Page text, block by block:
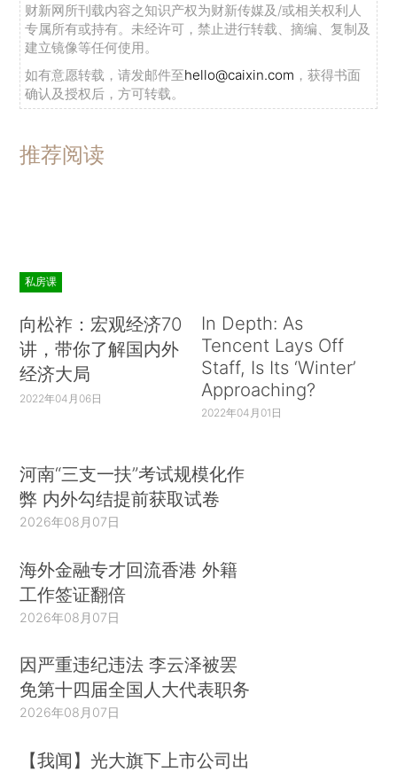
财新网所刊载内容之知识产权为财新传媒及/或相关权利人
专属所有或持有。未经许可，禁止进行转载、摘编、复制及
建立镜像等任何使用。
如有意愿转载，请发邮件至hello@caixin.com ，获得书面
确认及授权后，方可转载。
推荐阅读
私房课
向松祚：宏观经济70
讲，带你了解国内外
经济大局
2022年04月06日
In Depth: As
Tencent Lays Off
Staff, Is Its ‘Winter’
Approaching?
2022年04月01日
河南“三支一扶”考试规模化作
弊 内外勾结提前获取试卷
2026年08月07日
海外金融专才回流香港 外籍
工作签证翻倍
2026年08月07日
因严重违纪违法 李云泽被罢
免第十四届全国人大代表职务
2026年08月07日
【我闻】光大旗下上市公司出